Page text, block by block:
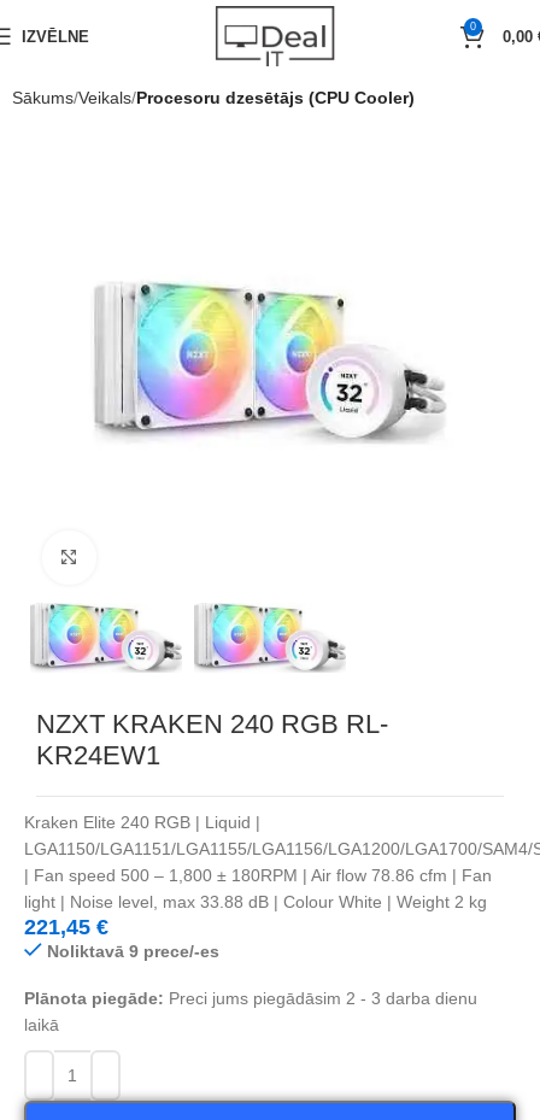
IZVĒLNE
0
0,00
Sākums Veikals Procesoru dzesētājs (CPU Cooler)
NZXT KRAKEN 240 RGB RL-
KR24EW1
Kraken Elite 240 RGB | Liquid |
LGA1150/LGA1151/LGA1155/LGA1156/LGA1200/LGA1700/SAM4/
| Fan speed 500 – 1,800 ± 180RPM | Air flow 78.86 cfm | Fan
light | Noise level, max 33.88 dB | Colour White | Weight 2 kg
221,45 €
Noliktavā 9 prece/-es
Plānota piegāde: Preci jums piegādāsim 2 - 3 darba dienu
laikā